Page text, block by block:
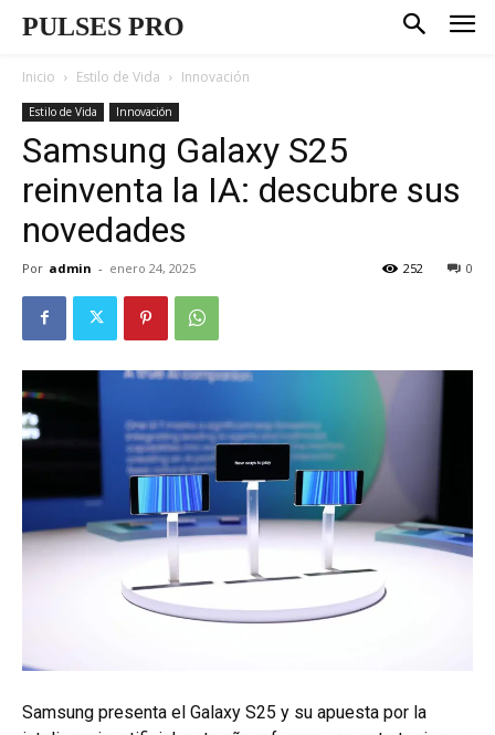
PULSES PRO
Inicio Estilo de Vida Innovación
Estilo de Vida Innovación
Samsung Galaxy S25
reinventa la IA: descubre sus
novedades
Por admin - enero 24, 2025 0
252
Samsung presenta el Galaxy S25 y su apuesta por la